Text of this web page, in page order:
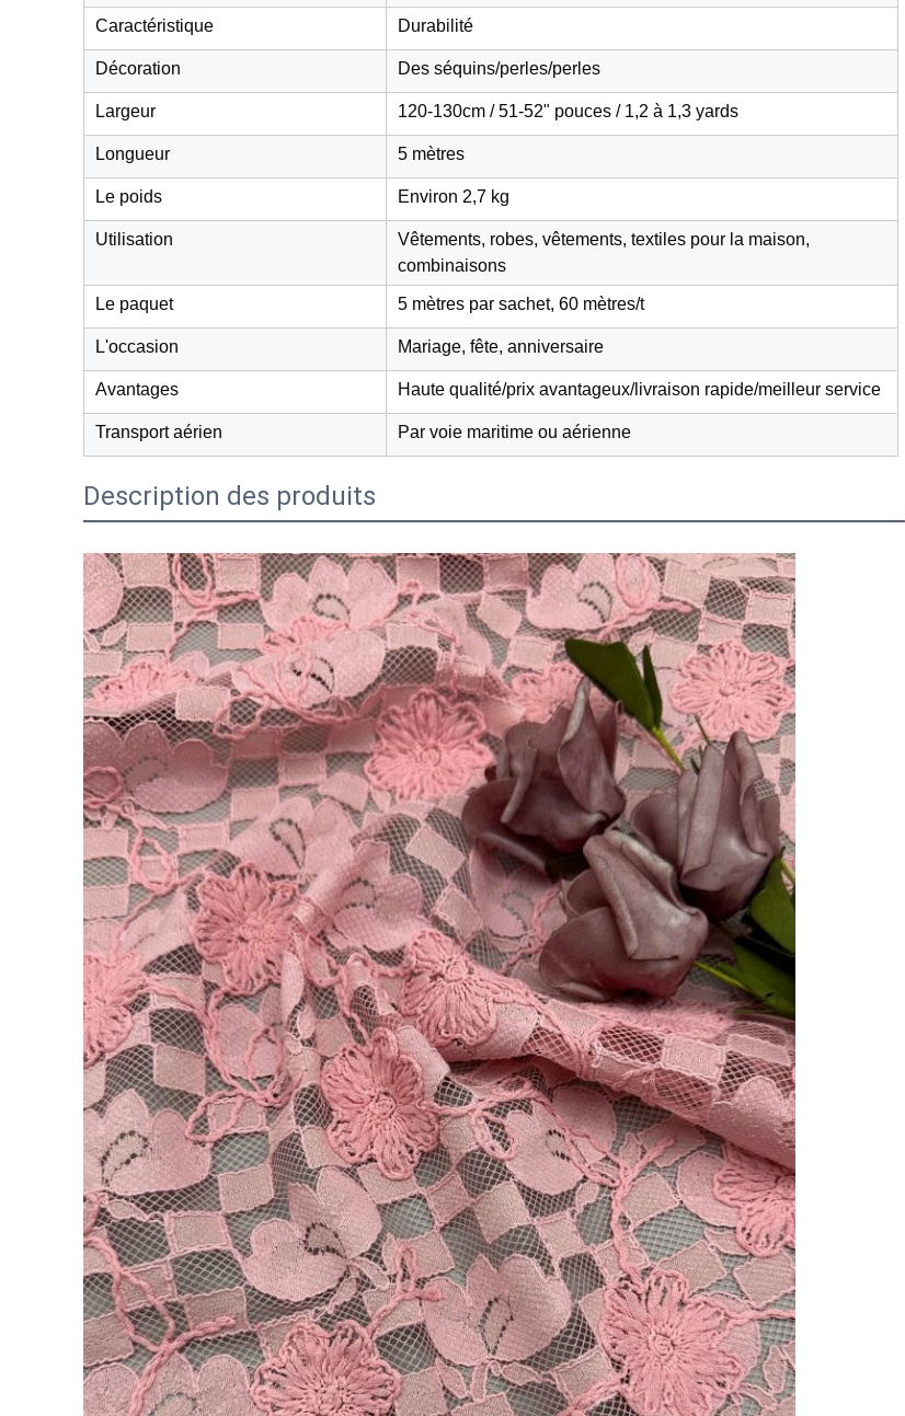
Caractéristique Durabilité
Décoration Des séquins/perles/perles
Largeur 120-130cm / 51-52" pouces / 1,2 à 1,3 yards
Longueur 5 mètres
Le poids Environ 2,7 kg
Utilisation
Vêtements, robes, vêtements, textiles pour la maison,
combinaisons
Le paquet 5 mètres par sachet, 60 mètres/t
L'occasion Mariage, fête, anniversaire
Avantages Haute qualité/prix avantageux/livraison rapide/meilleur service
Transport aérien Par voie maritime ou aérienne
Description des produits